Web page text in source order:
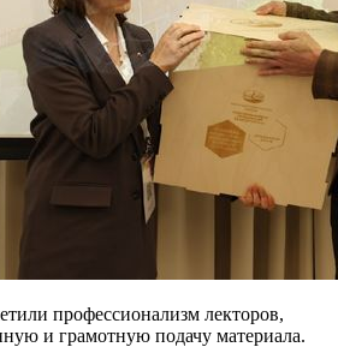
профессионализм лекторов,
и грамотную подачу материала.